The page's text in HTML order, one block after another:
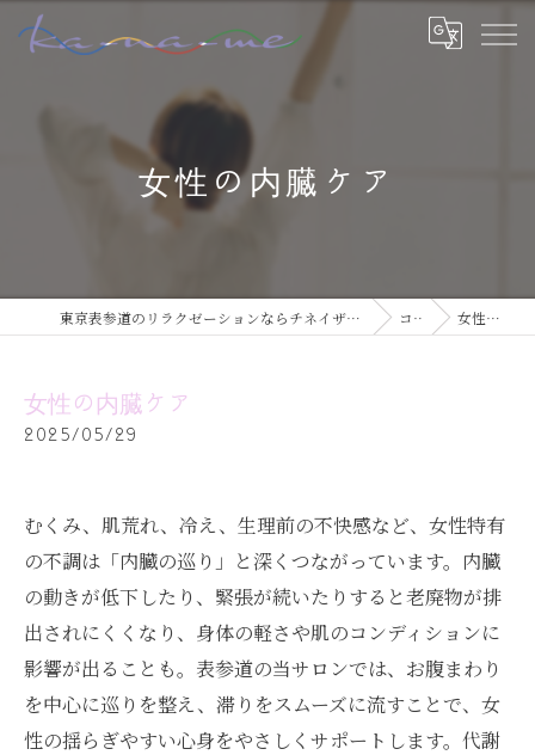
女性の内臓ケア
東京表参道のリラクゼーションならチネイザン / ボディ & マインドケアサロン ka-na-me コラム 女性の内臓ケア
女性の内臓ケア
2025/05/29
むくみ、肌荒れ、冷え、生理前の不快感など、女性特有
の不調は「内臓の巡り」と深くつながっています。内臓
の動きが低下したり、緊張が続いたりすると老廃物が排
出されにくくなり、身体の軽さや肌のコンディションに
影響が出ることも。表参道の当サロンでは、お腹まわり
を中心に巡りを整え、滞りをスムーズに流すことで、女
性の揺らぎやすい心身をやさしくサポートします。代謝